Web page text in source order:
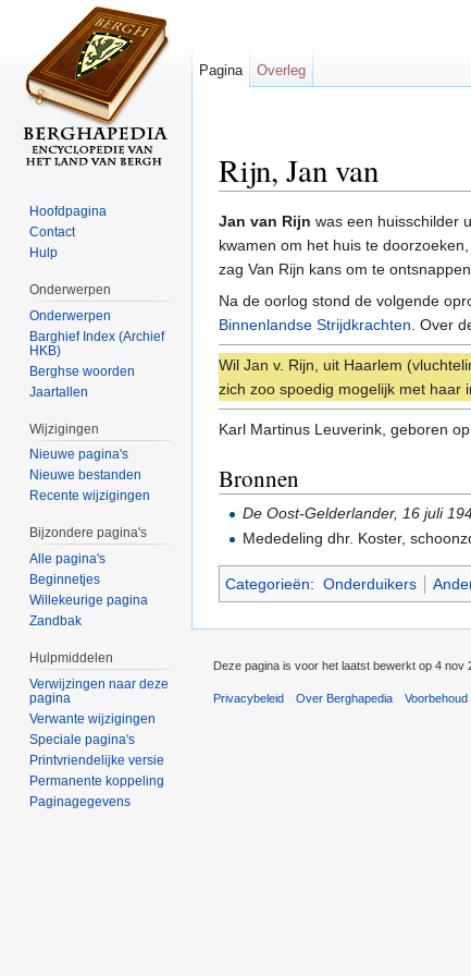
Rijn, Jan van
Jan van Rijn was een huisschilder
kwamen om het huis te
zag Van Rijn kans om te
Na de oorlog stond de volgende
Binnenlandse Strijdkrachten. Over
Wil Jan v. Rijn, uit Haarlem
zich zoo spoedig mogelijk met haar
Karl Martinus Leuverink, geboren
Bronnen
De Oost-Gelderlander, 16 juli
Mededeling dhr. Koster,
Categorieën: Onderduikers
Pagina Overleg
Hoofdpagina
Contact
Hulp
Onderwerpen
Onderwerpen
Barghief Index (Archief
HKB)
Berghse woorden
Jaartallen
Wijzigingen
Nieuwe pagina's
Nieuwe bestanden
Recente wijzigingen
Bijzondere pagina's
Alle pagina's
Beginnetjes
Willekeurige pagina
Zandbak
Hulpmiddelen
Verwijzingen naar deze
pagina
Verwante wijzigingen
Speciale pagina's
Printvriendelijke versie
Permanente koppeling
Paginagegevens
Deze pagina is voor het laatst bewerkt op 4 nov
Privacybeleid Over Berghapedia Voorbehoud